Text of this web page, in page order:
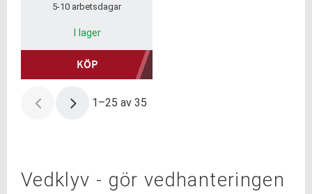
5-10 arbetsdagar
I lager
KÖP
1–25 av 35
Vedklyv - gör vedhanteringen